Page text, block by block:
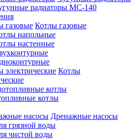
радиаторы МС-140
Котлы газовые
напольные
настенные
Котлы
котлы
Дренажные насосы
грязной воды
чистой воды